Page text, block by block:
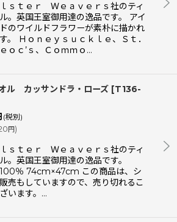
ｓｔｅｒ Ｗｅａｖｅｒｓ社のティ
。英国王室御用達の逸品です。 アイ
のワイルドフラワーが素朴に描かれ
。 Ｈｏｎｅｙｓｕｃｋｌｅ、Ｓｔ．
ｏｃ’ｓ、Ｃｏｍｍｏ…
ル カッサンドラ・ローズ [T136-
(税別)
円)
ｓｔｅｒ Ｗｅａｖｅｒｓ社のティ
。英国王室御用達の逸品です。
％ 74cm×47cm この商品は、シ
売もしていますので、売り切れるこ
います。…